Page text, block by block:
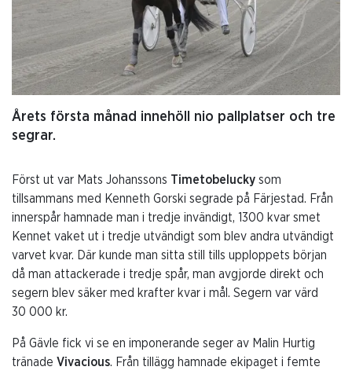
Årets första månad innehöll nio pallplatser och tre
segrar.
Först ut var Mats Johanssons Timetobelucky som
tillsammans med Kenneth Gorski segrade på Färjestad. Från
innerspår hamnade man i tredje invändigt, 1300 kvar smet
Kennet vaket ut i tredje utvändigt som blev andra utvändigt
varvet kvar. Där kunde man sitta still tills upploppets början
då man attackerade i tredje spår, man avgjorde direkt och
segern blev säker med krafter kvar i mål. Segern var värd
30 000 kr.
På Gävle fick vi se en imponerande seger av Malin Hurtig
tränade Vivacious. Från tillägg hamnade ekipaget i femte